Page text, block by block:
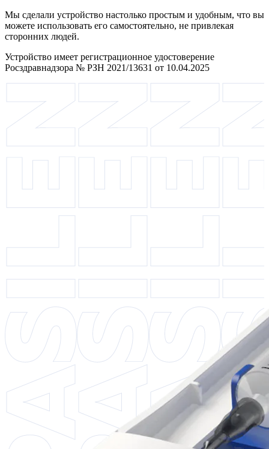
Мы сделали устройство настолько простым и удобным, что вы
можете использовать его самостоятельно, не привлекая
сторонних людей.
Устройство имеет регистрационное удостоверение
Росздравнадзора № РЗН 2021/13631 от 10.04.2025